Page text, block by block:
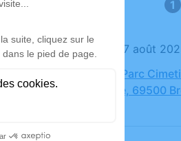
Le lundi 07 août
Chapelle Parc
Université, 69500